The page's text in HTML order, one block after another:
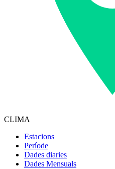
CLIMA
Estacions
Període
Dades diaries
Dades Mensuals